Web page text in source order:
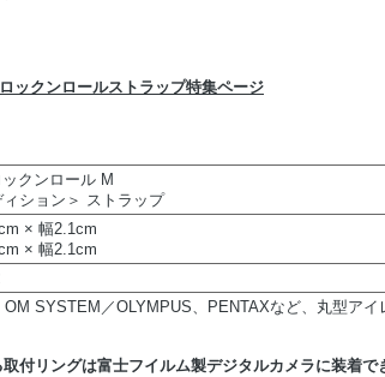
ロックンロールストラップ特集ページ
ックンロール M
ィション＞ ストラップ
× 幅2.1cm
× 幅2.1cm
OM SYSTEM／OLYMPUS、PENTAXなど、丸型アイ
付リングは富士フイルム製デジタルカメラに装着で